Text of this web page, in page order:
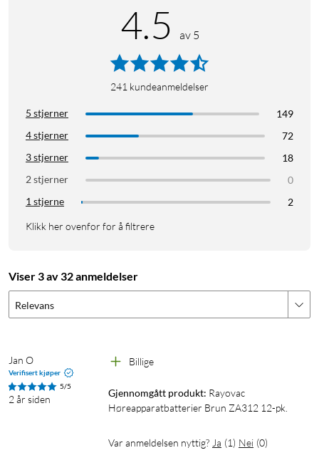
4.5 av 5
241 kundeanmeldelser
5 stjerner
149
4 stjerner
72
3 stjerner
18
2 stjerner
0
1 stjerne
2
Klikk her ovenfor for å filtrere
Viser 3 av 32 anmeldelser
Relevans
Jan O
Verifisert kjøper
5/5
2 år siden
Billige
Gjennomgått produkt: Rayovac
Høreapparatbatterier Brun ZA312 12-pk.
Var anmeldelsen nyttig? Ja (1) Nei (0)